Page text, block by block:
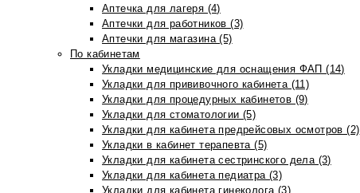
Аптечка для лагеря (4)
Аптечки для работников (3)
Аптечки для магазина (5)
По кабинетам
Укладки медицинские для оснащения ФАП (14)
Укладки для прививочного кабинета (11)
Укладки для процедурных кабинетов (9)
Укладки для стоматологии (5)
Укладки для кабинета предрейсовых осмотров (2)
Укладки в кабинет терапевта (5)
Укладки для кабинета сестринского дела (3)
Укладки для кабинета педиатра (3)
Укладки для кабинета гинеколога (3)